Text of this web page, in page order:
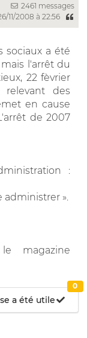
2461 messages
11/2008 à 22:56
sociaux a été
l'arrêt du
22 fèvrier
relevant des
en cause
de 2007
:
administrer ».
magazine
a été utile
0